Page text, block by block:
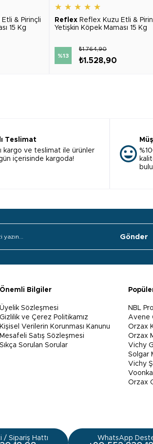
Etli & Pirinçli
15 Kg
★ ★ ★ ★ ★
Reflex Reflex Kuzu Etli &
Yetişkin Köpek Maması 15 Kg
%13
₺1.528,90
₺1.764,90
Teslimat
kargo ve teslimat ile ürünler
içerisinde kargoda!
Gönder
Önemli Bilgiler
Üyelik Sözleşmesi
Gizlilik ve Çerez Politikamız
Kişisel Verilerin Korunması Kanunu
Mesafeli Satış Sözleşmesi
Sıkça Sorulan Sorular
NBL
Avene
Orzax
Orzax
Vichy
Solgar
Vichy
Orzax
/ Sipariş Hattı WhatsApp